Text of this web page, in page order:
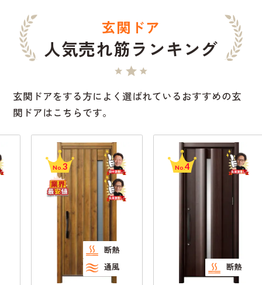
玄関ドア
人気売れ筋ランキング
玄関ドアをする方によく選ばれているおすすめの玄
関ドアはこちらです。
3
断熱
通風
4
断熱